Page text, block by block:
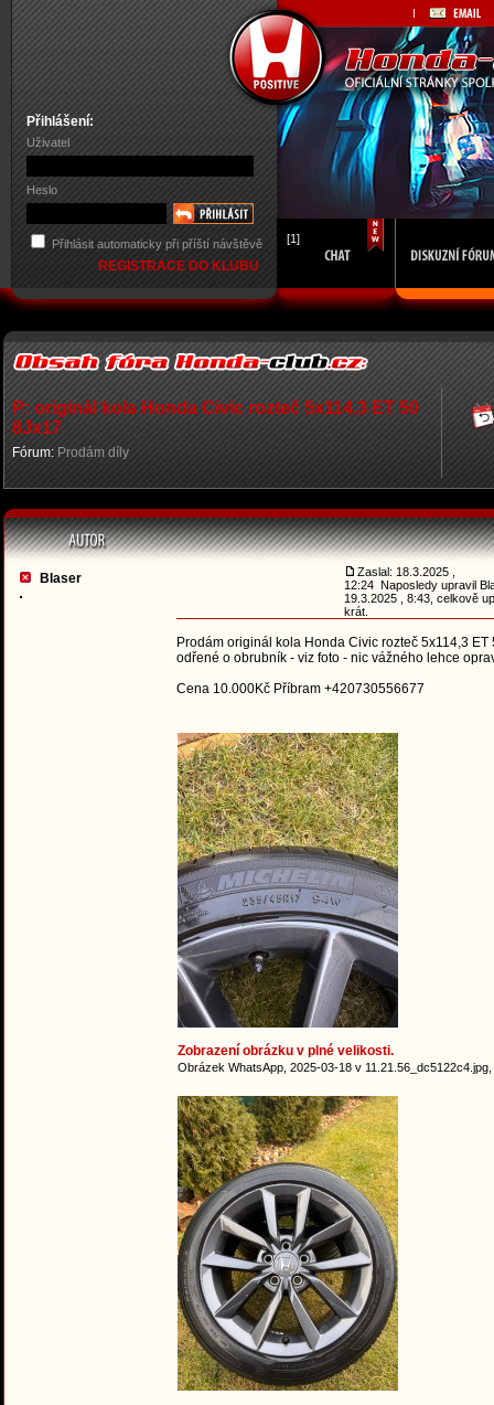
Přihlášení:
Uživatel
Heslo
Přihlásit automaticky při příští návštěvě
REGISTRACE DO KLUBU
[1]
P: originál kola Honda Civic rozteč 5x114,3 ET 50
8Jx17
Fórum: Prodám díly
Blaser
Zaslal: 18.3.2025 ,
12:24 Naposledy upravil
19.3.2025 , 8:43, celkově
krát.
Prodám originál kola Honda Civic rozteč 5x114,3
odřené o obrubník - viz foto - nic vážného lehce
Cena 10.000Kč Příbram +420730556677
Zobrazení obrázku v plné velikosti.
Obrázek WhatsApp, 2025-03-18 v